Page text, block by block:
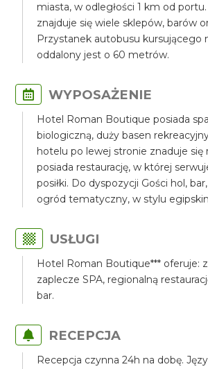
miasta, w odległości 1 km od
znajduje się wiele sklepów, barów
Przystanek autobusu kursującego
oddalony jest o 60 metrów.
WYPOSAŻENIE
Hotel Roman Boutique posiada
biologiczną, duży basen
hotelu po lewej stronie znaduje się
posiada restaurację, w której
posiłki. Do dyspozycji Gości hol,
ogród tematyczny, w stylu
USŁUGI
Hotel Roman Boutique*** oferuje:
zaplecze SPA, regionalną
bar.
RECEPCJA
Recepcja czynna 24h na dobę.